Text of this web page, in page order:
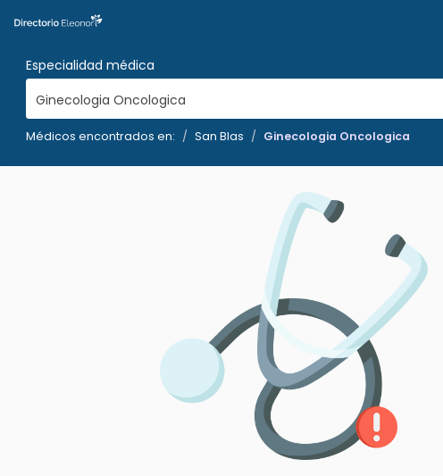
Especialidad médica
Ginecologia Oncologica
Médicos encontrados en: San Blas Ginecologia Oncologica